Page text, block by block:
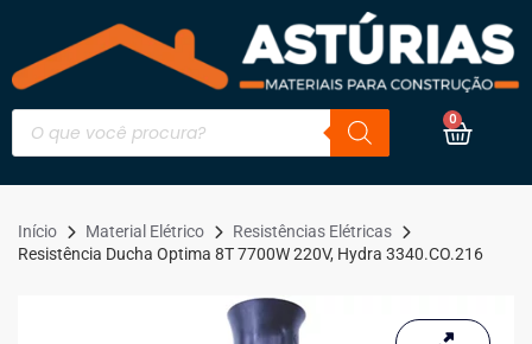
0
Início Material Elétrico
Resistências Elétricas
Resistência Ducha Optima 8T 7700W 220V, Hydra 3340.CO.216